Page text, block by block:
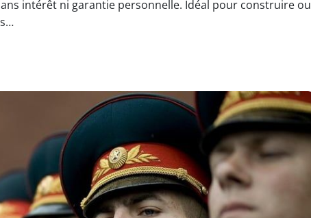
intérêt ni garantie personnelle. Idéal pour construire ou